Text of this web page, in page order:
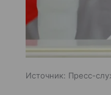
Источник: Пресс-